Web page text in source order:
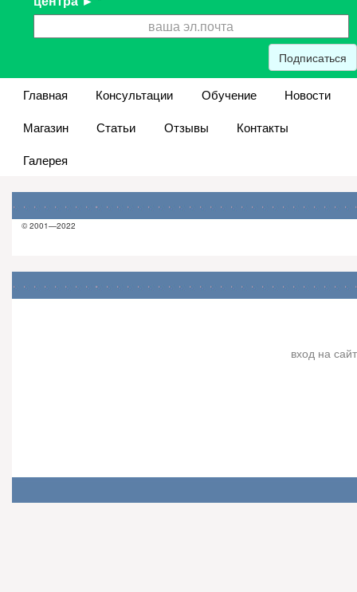
Подписаться
Главная Консультации Обучение
Новости
Магазин
Статьи Отзывы
Контакты
Галерея
© 2001—2022
вход на сайт